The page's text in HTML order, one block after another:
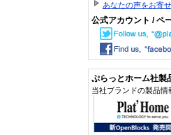
あなたの声をお寄
公式アカウント / ペ
ぷらっとホーム社製
当社ブランドの製品情